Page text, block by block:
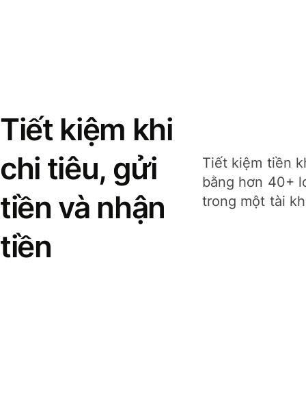
Tiết kiệm khi
chi tiêu, gửi
tiền và nhận
tiền
Tiết kiệm tiền
bằng hơn 40+
trong một tài